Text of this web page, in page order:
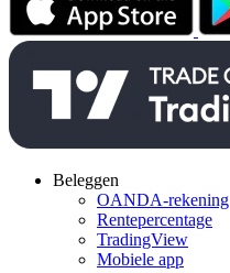
Beleggen
OANDA-rekening
Rentepercentage
TradingView
Mobiele app